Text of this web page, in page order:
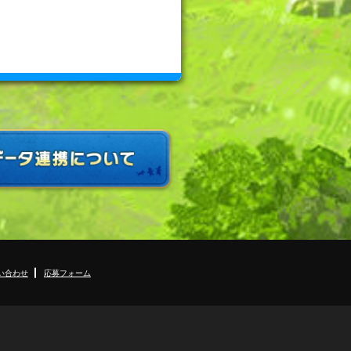
合わせ 応募フォーム